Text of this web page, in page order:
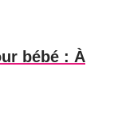
bébé : À